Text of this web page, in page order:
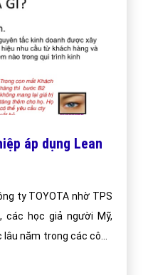
áp dụng Lean
ty TOYOTA nhờ TPS
các học giả người Mỹ,
năm trong các công